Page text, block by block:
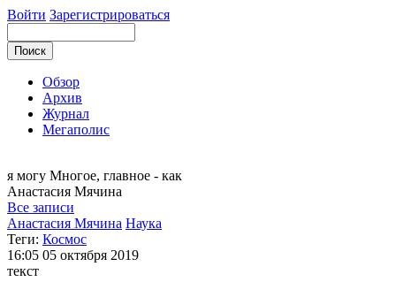
Войти Зарегистрироваться
Обзор
Архив
Журнал
Мегаполис
я могу Многое, главное - как
Анастасия Мячина
Все записи
Анастасия Мячина Наука
Теги: Космос
16:05 05 октября 2019
текст